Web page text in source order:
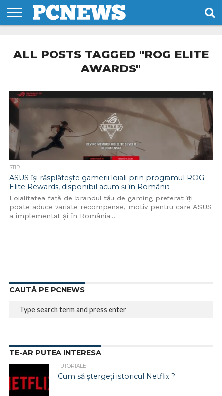
NOI
SI
CONDITII
ALL POSTS TAGGED "ROG ELITE
AWARDS"
STIRI
ASUS își răsplătește gamerii loiali prin programul ROG
Elite Rewards, disponibil acum și în România
Loialitatea față de brandul tău de gaming preferat îți
poate aduce variate recompense, motiv pentru care ASUS
a implementat și în România...
CAUTĂ PE PCNEWS
TE-AR PUTEA INTERESA
TUTORIALE
Cum să ștergeți istoricul Netflix ?